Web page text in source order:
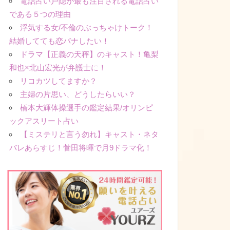
である５つの理由
浮気する女/不倫のぶっちゃけトーク！
結婚してても恋バナしたい！
ドラマ【正義の天秤】のキャスト！亀梨
和也×北山宏光が弁護士に！
リコカツしてますか？
主婦の片思い、どうしたらいい？
橋本大輝体操選手の鑑定結果/オリンピ
ックアスリート占い
【ミステリと言う勿れ】キャスト・ネタ
バレあらすじ！菅田将暉で月9ドラマ化！